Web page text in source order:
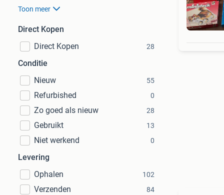
Toon meer
Direct Kopen
Direct Kopen
28
Conditie
Nieuw
55
Refurbished 0
Zo goed als nieuw 28
Gebruikt 13
Niet werkend 0
Levering
Ophalen
102
Verzenden 84